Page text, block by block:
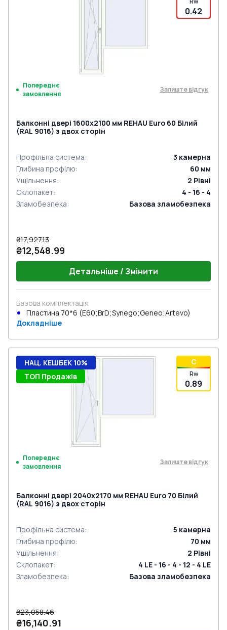
0.42
Попереднє
замовлення
Залиште відгук
Балконні двері 1600x2100 мм REHAU Euro 60 Білий
(RAL 9016) з двох сторін
Профільна система: 3 камерна
Глибина профілю: 60 мм
Ущільнення: 2 Рівні
Склопакет:
4 - 16 - 4
Зламобезпека: Базова зламобезпека
₴17,927.13
₴12,548.99
Детальніше / Змінити
Базова комплектація
Пластина 70*6 (E60;BrD;Synego;Geneo;Artevo)
Докладніше
C
Rw
0.89
НАЦ. КЕШБЕК 10%
ТОП Продажів
Попереднє
замовлення
Залиште відгук
Балконні двері 2040x2170 мм REHAU Euro 70 Білий
(RAL 9016) з двох сторін
Профільна система: 5 камерна
Глибина профілю: 70 мм
Ущільнення: 2 Рівні
Склопакет:
4 LE - 16 - 4 - 12 - 4 LE
Зламобезпека: Базова зламобезпека
₴23,058.46
₴16,140.91